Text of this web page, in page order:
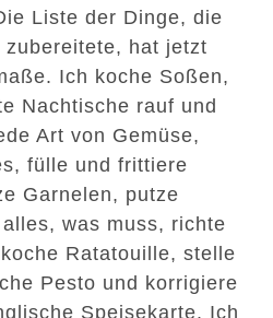
Liste der Dinge, die
hat jetzt
Ich koche Soßen,
Nachtische rauf und
Art von Gemüse,
fülle und frittiere
Garnelen, putze
was muss, richte
Ratatouille, stelle
Pesto und korrigiere
Speisekarte. Ich